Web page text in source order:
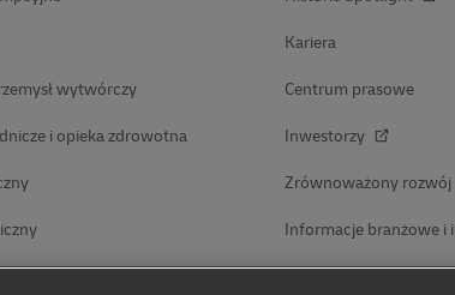
wytwórczy
i opieka zdrowotna
Kariera
Centrum prasowe
Inwestorzy
Zrównoważony rozwój
Informacje branżowe i